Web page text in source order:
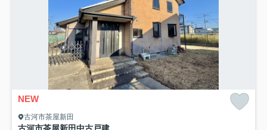
NEW
古河市茶屋新田